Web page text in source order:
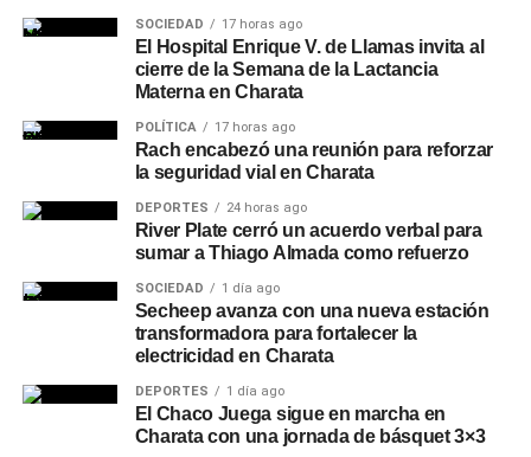
SOCIEDAD 17 horas ago
El Hospital Enrique V. de Llamas invita al
cierre de la Semana de la Lactancia
Materna en Charata
POLÍTICA 17 horas ago
Rach encabezó una reunión para reforzar
la seguridad vial en Charata
DEPORTES 24 horas ago
River Plate cerró un acuerdo verbal para
sumar a Thiago Almada como refuerzo
SOCIEDAD 1 día ago
Secheep avanza con una nueva estación
transformadora para fortalecer la
electricidad en Charata
DEPORTES 1 día ago
El Chaco Juega sigue en marcha en
Charata con una jornada de básquet 3×3